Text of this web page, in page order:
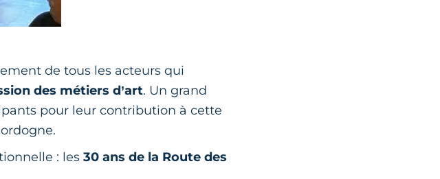
de tous les acteurs qui
des métiers d’art. Un grand
pour leur contribution à cette
: les30 ans de la Route des